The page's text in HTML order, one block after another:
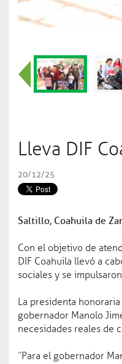
Videos
Agenda
Lleva DIF
20/12/25
Saltillo, Coahuila de
Con el objetivo de
DIF Coahuila llevó a
sociales y se
La presidenta
gobernador Manolo
necesidades reales de
“Para el gobernador